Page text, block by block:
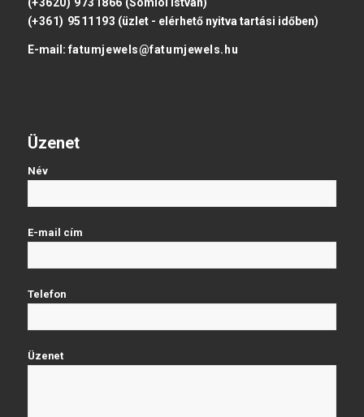
(+361) 9511193 (üzlet - elérhető nyitva tartási időben)
E-mail: fatumjewels@fatumjewels.hu
Üzenet
Név
E-mail cím
Telefon
Üzenet